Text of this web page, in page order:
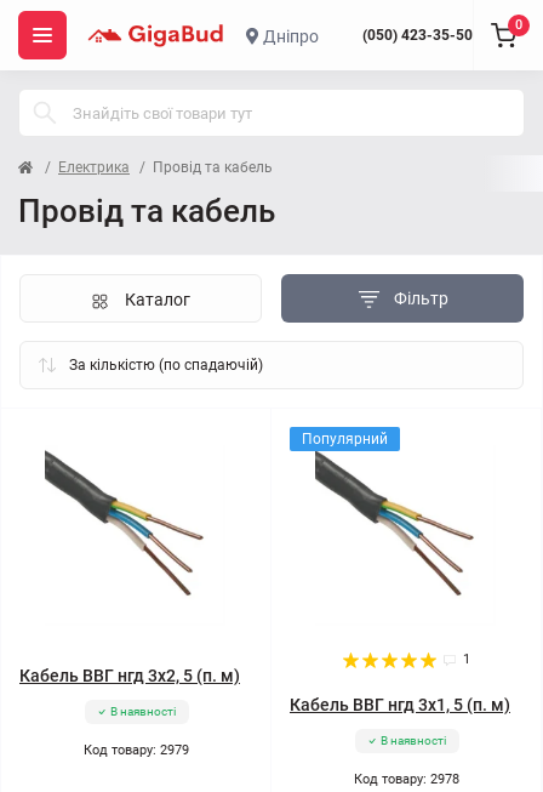
Дніпро (050) 423-35-50
0
Електрика Провід та кабель
Провід та кабель
Фільтр
Каталог
Кабель ВВГ нгд 3x2, 5 (п. м)
В наявності
Код товару: 2979
Популярний
1
Кабель ВВГ нгд 3x1, 5 (п. м)
В наявності
Код товару: 2978